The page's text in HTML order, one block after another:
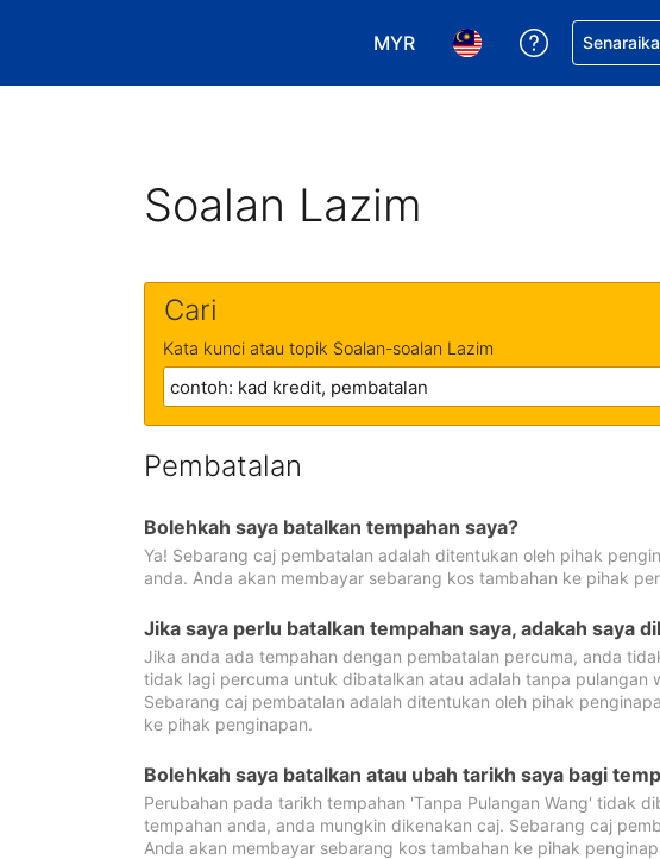
MYR
Pilih mata wang anda. Mata
Pilih bahasa anda.
Dapatkan
Soalan Lazim
Cari
Kata kunci atau topik Soalan-soalan Lazim
Pembatalan
Bolehkah saya batalkan tempahan saya?
Ya! Sebarang caj pembatalan adalah ditentukan oleh pihak
anda. Anda akan membayar sebarang kos tambahan ke pihak
Jika saya perlu batalkan tempahan saya, adakah saya
Jika anda ada tempahan dengan pembatalan percuma, anda
tidak lagi percuma untuk dibatalkan atau adalah tanpa pulangan
Sebarang caj pembatalan adalah ditentukan oleh pihak
ke pihak penginapan.
Bolehkah saya batalkan atau ubah tarikh saya bagi
Perubahan pada tarikh tempahan 'Tanpa Pulangan Wang' tidak
tempahan anda, anda mungkin dikenakan caj. Sebarang caj
Anda akan membayar sebarang kos tambahan ke pihak